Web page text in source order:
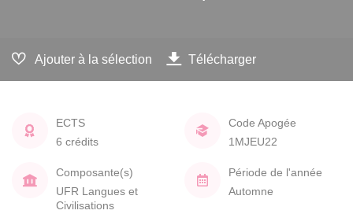
Ajouter à la sélection Télécharger
ECTS
6 crédits
Code Apogée
1MJEU22
Composante(s)
UFR Langues et
Civilisations
Période de l'année
Automne